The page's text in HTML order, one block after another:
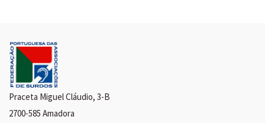
Praceta Miguel Cláudio, 3-B
2700-585 Amadora